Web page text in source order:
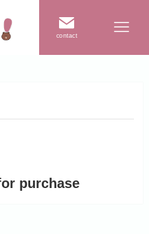
contact
purchase